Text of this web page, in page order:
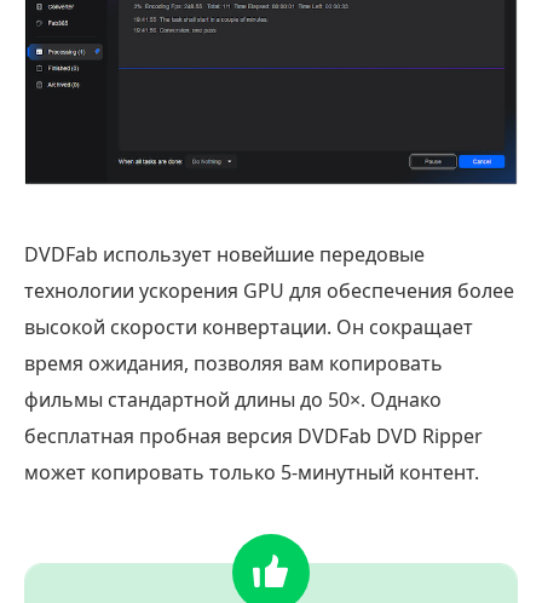
DVDFab использует новейшие передовые
технологии ускорения GPU для обеспечения более
высокой скорости конвертации. Он сокращает
время ожидания, позволяя вам копировать
фильмы стандартной длины до 50×. Однако
бесплатная пробная версия DVDFab DVD Ripper
может копировать только 5-минутный контент.